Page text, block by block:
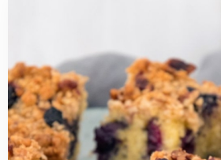
bessen
cake
met
crumble